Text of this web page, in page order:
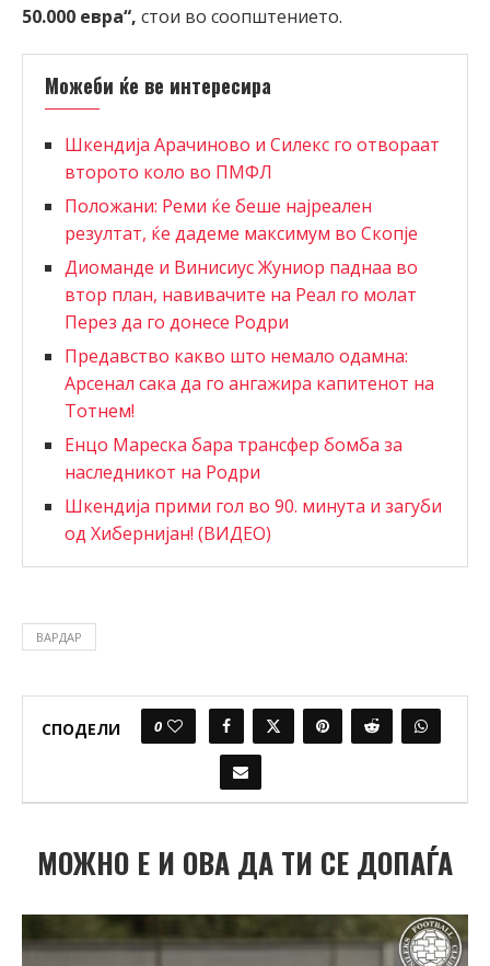
50.000 евра“, стои во соопштението.
Можеби ќе ве интересира
Шкендија Арачиново и Силекс го отвораат
второто коло во ПМФЛ
Положани: Реми ќе беше најреален
резултат, ќе дадеме максимум во Скопје
Диоманде и Винисиус Жуниор паднаа во
втор план, навивачите на Реал го молат
Перез да го донесе Родри
Предавство какво што немало одамна:
Арсенал сака да го ангажира капитенот на
Тотнем!
Енцо Мареска бара трансфер бомба за
наследникот на Родри
Шкендија прими гол во 90. минута и загуби
од Хибернијан! (ВИДЕО)
ВАРДАР
СПОДЕЛИ 0
МОЖНО Е И ОВА ДА ТИ СЕ ДОПАЃА